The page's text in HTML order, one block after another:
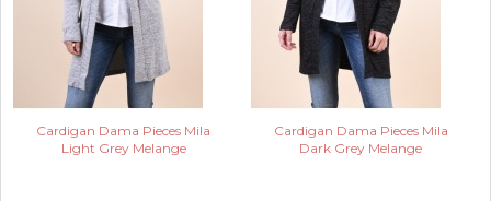
Cardigan Dama Pieces Mila
Light Grey Melange
Cardigan Dama Pieces Mila
Dark Grey Melange